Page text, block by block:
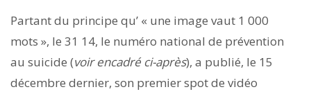
Partant du principe qu’ « une image vaut 1 000
mots », le 31 14, le numéro national de prévention
au suicide (voir encadré ci-après), a publié, le 15
décembre dernier, son premier spot de vidéo